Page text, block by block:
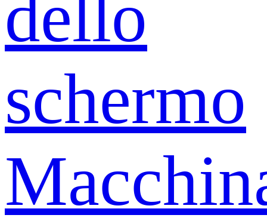
dello
schermo